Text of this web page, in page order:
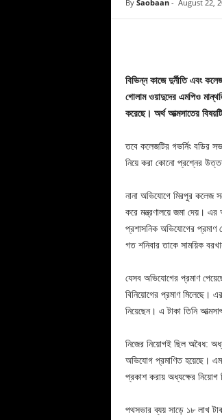
By Saobaan- August 22,
বিভিন্ন কাজে দুর্নীতি এবং
গোলাম ওয়াদুদের এমপিও
করেছে। অর্থ আত্মসাতের
তবে কলেজটির গভর্নিং বডির
নিয়ে করা কোনো প্রশ্নের
নানা অভিযোগে মিরপুর কলেজ
করে মন্ত্রণালয়ে জমা দেয়।
প্রশাসনিক অভিযোগের
গত শনিবার তাকে সাময়িক
যেসব অভিযোগের প্রমাণ
বিনিয়োগের প্রমাণ মিলেছে।
নিয়েছেন। এ টাকা তিনি
নিজের নিয়োগই ছিল অবৈধ:
অভিযোগ প্রমাণিত হয়েছে।
প্রকাশ করায় অধ্যক্ষের নিয়োগ
পথসভার ব্যয় সাড়ে ১৮ লাখ